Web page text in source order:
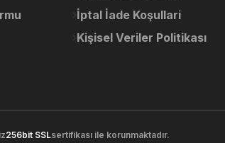
İptal İade Koşullari
Kişisel Veriler Politikası
256bit SSLsertifikası ile korunmaktadır.